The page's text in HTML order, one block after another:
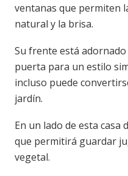
ventanas que permiten
natural y la brisa.
Su frente está
puerta para un estilo
incluso puede
jardín.
En un lado de esta casa
que permitirá guardar
vegetal.